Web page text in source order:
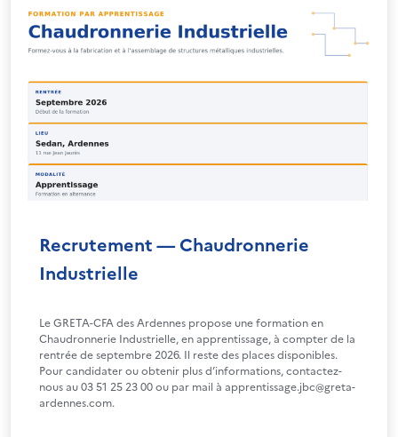
Recrutement — Chaudronnerie
Industrielle
Le GRETA-CFA des Ardennes propose une formation en
Chaudronnerie Industrielle, en apprentissage, à compter de la
rentrée de septembre 2026. Il reste des places disponibles.
Pour candidater ou obtenir plus d’informations, contactez-
nous au 03 51 25 23 00 ou par mail à apprentissage.jbc@greta-
ardennes.com.